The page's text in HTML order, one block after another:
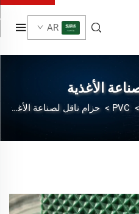
AR
الأغذية
PVC
> حزام ناقل لصناعة الأغذية